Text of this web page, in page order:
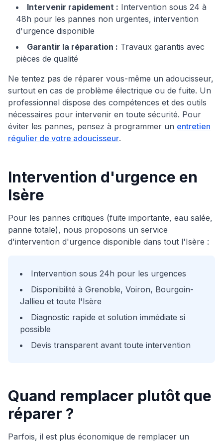
Intervenir rapidement : Intervention sous 24 à
48h pour les pannes non urgentes, intervention
d'urgence disponible
Garantir la réparation : Travaux garantis avec
pièces de qualité
Ne tentez pas de réparer vous-même un adoucisseur,
surtout en cas de problème électrique ou de fuite. Un
professionnel dispose des compétences et des outils
nécessaires pour intervenir en toute sécurité. Pour
éviter les pannes, pensez à programmer un entretien
régulier de votre adoucisseur.
Intervention d'urgence en
Isère
Pour les pannes critiques (fuite importante, eau salée,
panne totale), nous proposons un service
d'intervention d'urgence disponible dans tout l'Isère :
Intervention sous 24h pour les urgences
Disponibilité à Grenoble, Voiron, Bourgoin-
Jallieu et toute l'Isère
Diagnostic rapide et solution immédiate si
possible
Devis transparent avant toute intervention
Quand remplacer plutôt que
réparer ?
Parfois, il est plus économique de remplacer un